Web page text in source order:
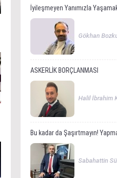
İyileşmeyen Yanımızla
Gökhan
ASKERLİK BORÇLANMASI
Halil İbrahim
Bu kadar da Şaşırtmayın!
Sabahattin